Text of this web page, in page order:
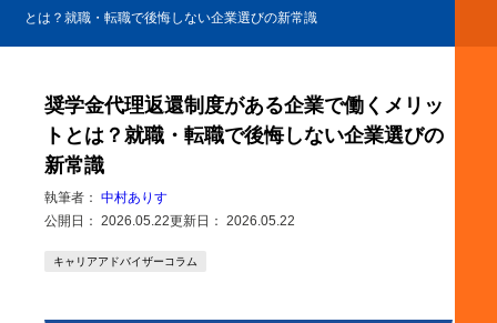
とは？就職・転職で後悔しない企業選びの新常識
奨学金代理返還制度がある企業で働くメリッ
トとは？就職・転職で後悔しない企業選びの
新常識
執筆者： 中村ありす
公開日： 2026.05.22更新日： 2026.05.22
キャリアアドバイザーコラム